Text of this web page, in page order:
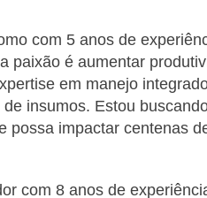
com 5 anos de
paixão é aumentar
em manejo
insumos. Estou
possa impactar centenas
com 8 anos de